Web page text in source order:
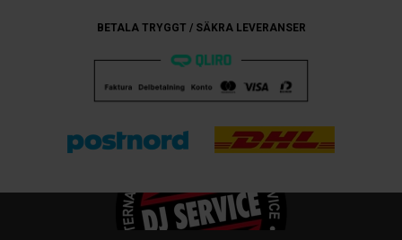
BETALA TRYGGT / SÄKRA LEVERANSER